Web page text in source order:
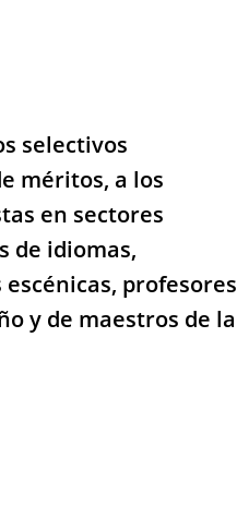
selectivos
méritos, a los
en sectores
de idiomas,
profesores
y de maestros de la